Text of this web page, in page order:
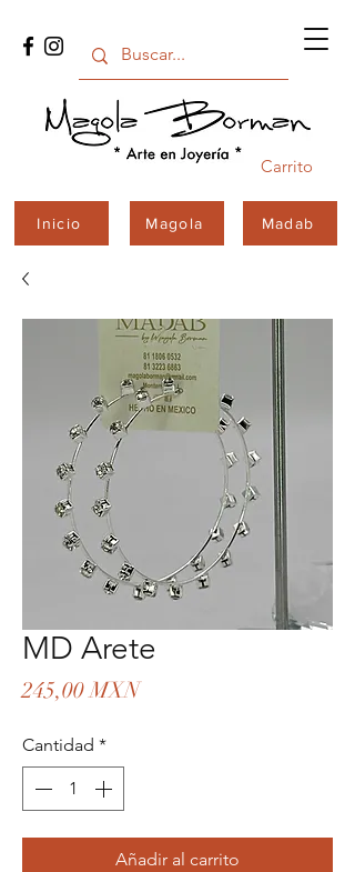
Carrito
Inicio Magola Madab
MD Arete
245,00 MXNPrecio
Cantidad *
Añadir al carrito